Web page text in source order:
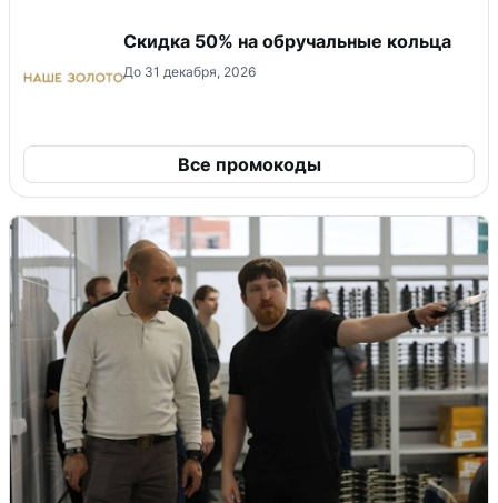
Скидка 50% на обручальные кольца
До 31 декабря, 2026
Все промокоды